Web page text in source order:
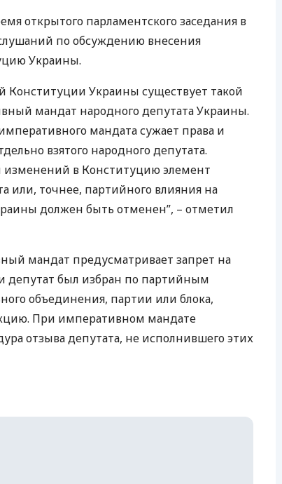
ЕЖЕМЕСЯЧНЫЙ ОБЗОР
открытого парламентского заседания в
по обсуждению внесения
Украины.
Конституции Украины существует такой
мандат народного депутата Украины.
мандата сужает права и
взятого народного депутата.
в Конституцию элемент
или, точнее, партийного влияния на
должен быть отменен”, – отметил
мандат предусматривает запрет на
депутат был избран по партийным
объединения, партии или блока,
При императивном мандате
отзыва депутата, не исполнившего этих